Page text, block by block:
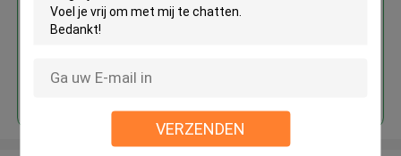
VERZENDEN
Schoonheidsmiddelen
Doorgaan